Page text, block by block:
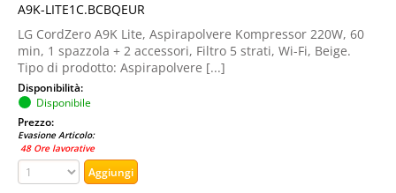
A9K-LITE1C.BCBQEUR
LG CordZero A9K Lite, Aspirapolvere Kompressor 220W, 60
min, 1 spazzola + 2 accessori, Filtro 5 strati, Wi-Fi, Beige.
Tipo di prodotto: Aspirapolvere [...]
Disponibilità:
Disponibile
Prezzo:
Evasione Articolo:
48 Ore lavorative